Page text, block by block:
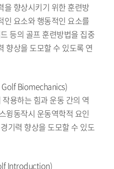
을 향상시키기 위한 훈련방
인 요소와 행동적인 요소를
등의 골프 훈련방법을 집중
향상을 도모할 수 있도록 연
Biomechanics)
용하는 힘과 운동 간의 역
윙동작시 운동역학적 요인
기력 향상을 도모할 수 있도
Introduction)